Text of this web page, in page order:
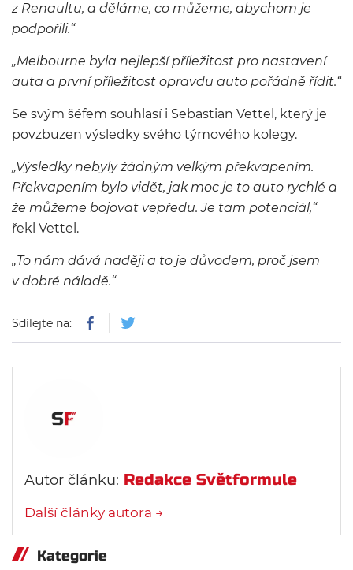
z Renaultu, a děláme, co můžeme, abychom je
podpořili.“
„Melbourne byla nejlepší příležitost pro nastavení
auta a první příležitost opravdu auto pořádně řídit.“
Se svým šéfem souhlasí i Sebastian Vettel, který je
povzbuzen výsledky svého týmového kolegy.
„Výsledky nebyly žádným velkým překvapením.
Překvapením bylo vidět, jak moc je to auto rychlé a
že můžeme bojovat vepředu. Je tam potenciál,“
řekl Vettel.
„To nám dává naději a to je důvodem, proč jsem
v dobré náladě.“
Sdílejte na:
Autor článku: Redakce Světformule
Další články autora →
Kategorie